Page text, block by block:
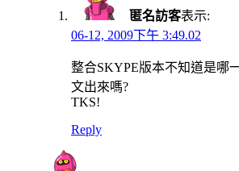
匿名訪客表示:
06-12, 2009下午 3:49.02
整合SKYPE版本不知道是哪
文出來嗎?
TKS!
Reply